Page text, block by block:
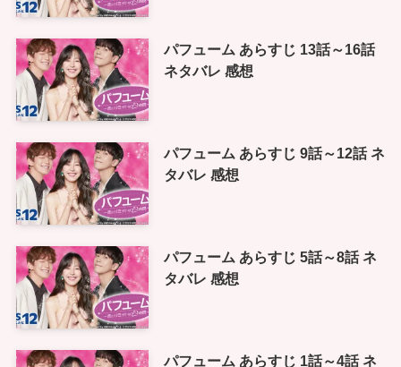
パフューム あらすじ 13話～16話
ネタバレ 感想
パフューム あらすじ 9話～12話 ネ
タバレ 感想
パフューム あらすじ 5話～8話 ネ
タバレ 感想
パフューム あらすじ 1話～4話 ネ